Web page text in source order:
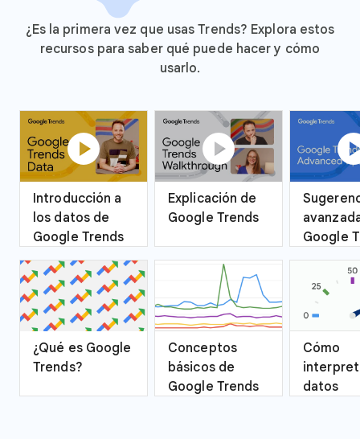
¿Es la primera vez que usas Trends? Explora estos
recursos para saber qué puede hacer y cómo
usarlo.
play_circle
Introducción a
los datos de
Google Trends
play_circle
Explicación de
Google Trends
Google
¿Qué es Google
Trends?
Conceptos
básicos de
Google Trends
Cómo
datos